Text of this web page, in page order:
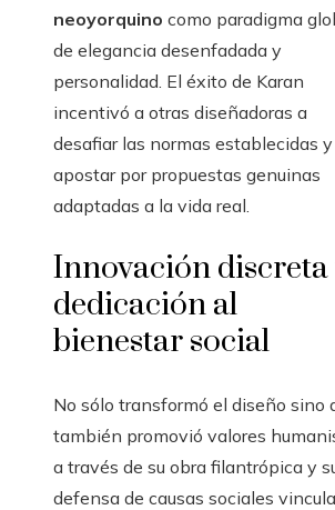
neoyorquino como paradigma
de elegancia desenfadada y
personalidad. El éxito de Karan
incentivó a otras diseñadoras a
desafiar las normas establecidas y
apostar por propuestas genuinas
adaptadas a la vida real.
Innovación discreta
dedicación al
bienestar social
No sólo transformó el diseño sino
también promovió valores
a través de su obra filantrópica y
defensa de causas sociales